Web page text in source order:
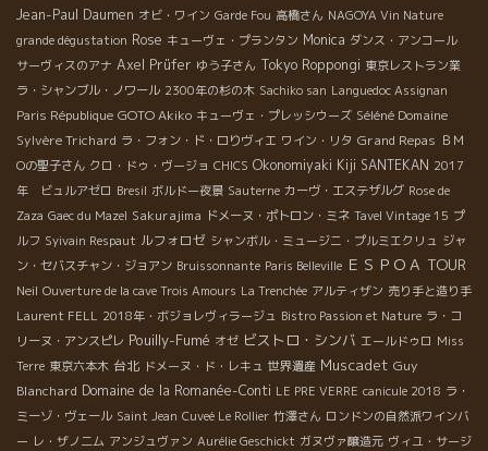
Jean-Paul Daumen オビ・ワイン Garde Fou 高橋さん NAGOYA Vin Nature
grande dégustation Rose キューヴェ・プランタン Monica ダンス・アンコール
サーヴィスのアナ Axel Prüfer ゆう子さん Tokyo Roppongi 東京レストラン業
ラ・シャンブル・ノワール 2300年の杉の木 Sachiko san Languedoc Assignan
Paris République GOTO Akiko キューヴェ・プレッシウーズ Séléné Domaine
Sylvère Trichard ラ・フォン・ド・ロりヴィエ ワイン・リタ Grand Repas ＢＭ
Оの聖子さん クロ・ドゥ・ヴージョ CHICS Okonomiyaki Kiji SANTEKAN 2017
年 ビュルアゼロ Bresil ボルドー夜景 Sauterne カーヴ・エステザルグ Rose de
Zaza Gaec du Mazel Sakurajima ドメーヌ・ポトロン・ミネ Tavel Vintage 15 プ
ルフ Syivain Respaut ルフォロゼ シャンボル・ミュージニ・プルミエクリュ ジャ
ン・セバスチャン・ジョアン Bruissonnante Paris Belleville ＥＳＰＯＡ TOUR
Neil Ouverture de la cave Trois Amours La Trenchée アルティザン 売り手と造り手
Laurent FELL 2018年・ボジョレヴィラージュ Bistro Passion et Nature ラ・コ
リーヌ・アンスピレ Pouilly-Fumé オゼ ビストロ・シンバ エールドゥロ Miss
Terre 東京六本木 台北 ドメーヌ・ド・レキュ 世界遺産 Muscadet Guy
Blanchard Domaine de la Romanée-Conti LE PRE VERRE canicule 2018 ラ・
ミーゾ・ヴェール Saint Jean Cuveé Le Rollier 竹澤さん ロンドンの自然派ワインバ
ー レ・ザノ二ム アンジュヴァン Aurélie Geschickt ガヌヴァ醸造元 ヴィユ・サージ